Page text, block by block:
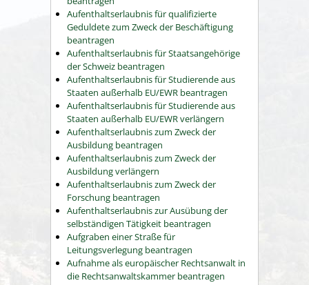
Aufenthaltserlaubnis für qualifizierte
Geduldete zum Zweck der Beschäftigung
beantragen
Aufenthaltserlaubnis für Staatsangehörige
der Schweiz beantragen
Aufenthaltserlaubnis für Studierende aus
Staaten außerhalb EU/EWR beantragen
Aufenthaltserlaubnis für Studierende aus
Staaten außerhalb EU/EWR verlängern
Aufenthaltserlaubnis zum Zweck der
Ausbildung beantragen
Aufenthaltserlaubnis zum Zweck der
Ausbildung verlängern
Aufenthaltserlaubnis zum Zweck der
Forschung beantragen
Aufenthaltserlaubnis zur Ausübung der
selbständigen Tätigkeit beantragen
Aufgraben einer Straße für
Leitungsverlegung beantragen
Aufnahme als europäischer Rechtsanwalt in
die Rechtsanwaltskammer beantragen